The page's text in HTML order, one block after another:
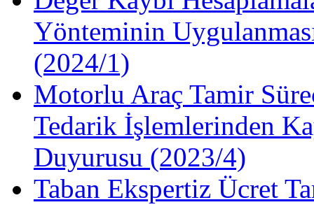
Yönteminin
(2024/1)
Motorlu Araç Tamir
Tedarik İşlemlerinden
Duyurusu (2023/4)
Taban Ekspertiz Ücret